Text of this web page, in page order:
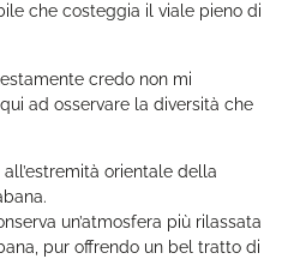
che costeggia il viale pieno di
credo non mi
ad osservare la diversità che
all’estremità orientale della
un’atmosfera più rilassata
pur offrendo un bel tratto di